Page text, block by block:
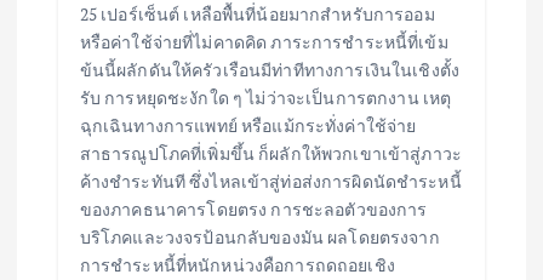
25 เปอร์เซ็นต์ เหลือพื้นที่น้อยมากสำหรับการออม
หรือค่าใช้จ่ายที่ไม่คาดคิด ภาระการชำระหนี้ที่เข้ม
ข้นนี้ผลักดันให้ครัวเรือนมีท่าทีทางการเงินในเชิงตั้ง
รับ การหยุดชะงักใด ๆ ไม่ว่าจะเป็นการตกงาน เหตุ
ฉุกเฉินทางการแพทย์ หรือแม้กระทั่งค่าใช้จ่าย
สาธารณูปโภคที่เพิ่มขึ้น ก็ผลักให้พวกเขาเข้าสู่ภาวะ
ค้างชำระทันที ซึ่งไหลเข้าสู่ท่อส่งการผิดนัดชำระหนี้
ของภาคธนาคารโดยตรง การชะลอตัวของการ
บริโภคและวงจรป้อนกลับของมัน ผลโดยตรงจาก
การชำระหนี้ที่หนักหน่วงคือการถดถอยเชิง